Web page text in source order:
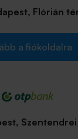
Flórián
a fiókoldalra
Szentendrei